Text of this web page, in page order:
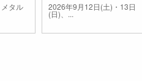
タル 2026年9月12日(土)・13日
(日)、...